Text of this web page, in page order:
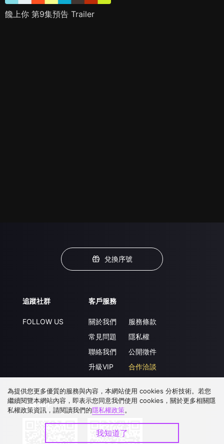
饞上你 第9集預告 Trailer
兌換序號
追蹤社群
FOLLOW US
客戶服務
關於我們
常見問題
聯絡我們
升級VIP
服務條款
隱私權
公開徵件
合作洽談
下載 APP
為提供您更多優質的服務與內容，本網站使用 cookies 分析技術。若您
繼續閱覽本網站內容，即表示您同意我們使用 cookies，關於更多相關隱
私權政策資訊，請閱讀我們的隱私權政策。
我知道了